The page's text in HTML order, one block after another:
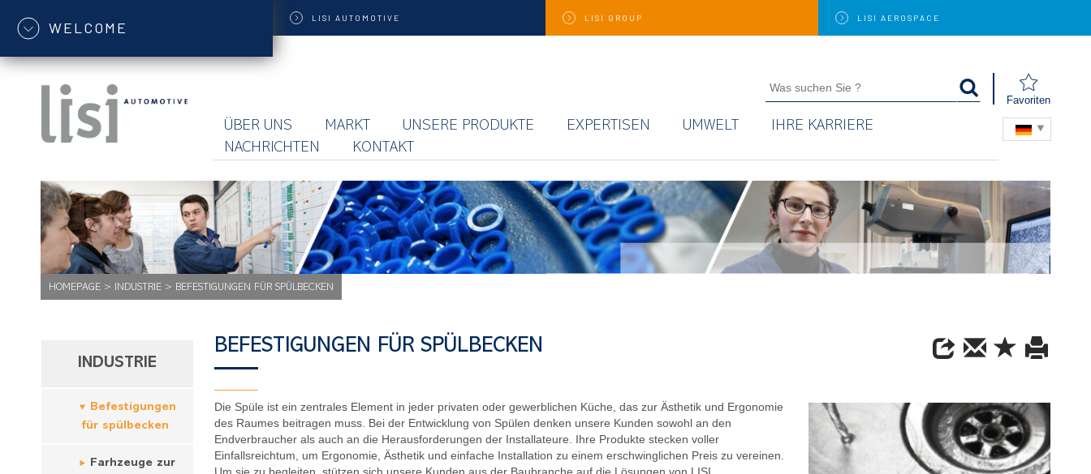
WELCOME
LISI AUTOMOTIVE LISI GROUP LISI AEROSPACE
Favoriten
ÜBER UNS MARKT UNSERE PRODUKTE EXPERTISEN UMWELT
IHRE KARRIERE
NACHRICHTEN
KONTAKT
HOMEPAGE > INDUSTRIE > BEFESTIGUNGEN FÜR SPÜLBECKEN
INDUSTRIE
Befestigungen
für spülbecken
Farhzeuge zur
BEFESTIGUNGEN FÜR SPÜLBECKEN
Die Spüle ist ein zentrales Element in jeder privaten oder gewerblichen Küche, das zur Ästhetik und Ergonomie
des Raumes beitragen muss. Bei der Entwicklung von Spülen denken unsere Kunden sowohl an den
Endverbraucher als auch an die Herausforderungen der Installateure. Ihre Produkte stecken voller
Einfallsreichtum, um Ergonomie, Ästhetik und einfache Installation zu einem erschwinglichen Preis zu vereinen.